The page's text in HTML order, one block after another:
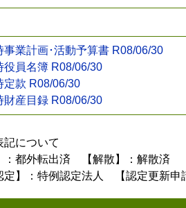
事業計画･活動予算書 R08/06/30
役員名簿 R08/06/30
定款 R08/06/30
財産目録 R08/06/30
記について
：都外転出済 【解散】：解散済
】：特例認定法人 【認定更新申